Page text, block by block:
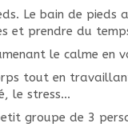
Le bain de
et prendre du
le calme en
tout en
le stress...
groupe de 3